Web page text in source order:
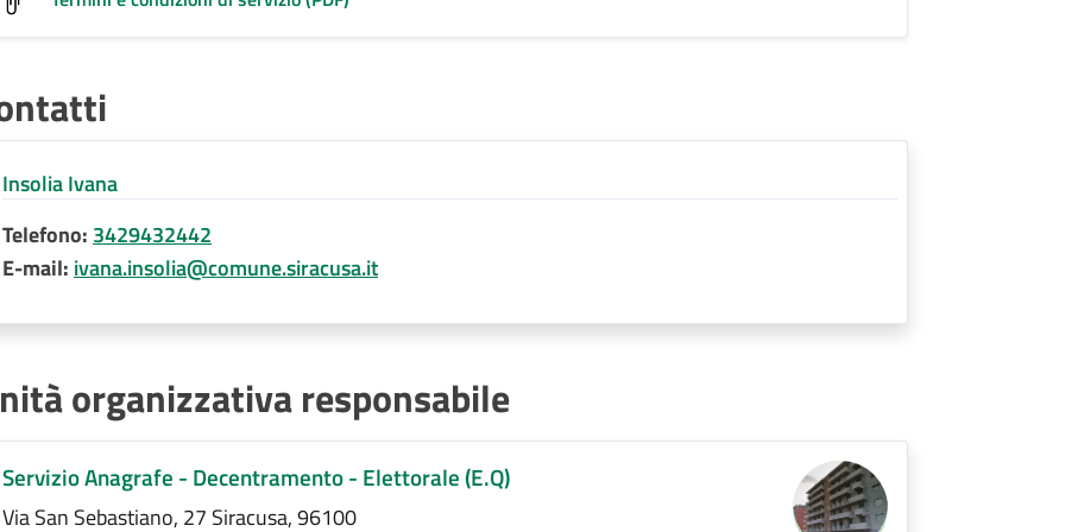
Insolia Ivana
Telefono: 3429432442
E-mail: ivana.insolia@comune.siracusa.it
organizzativa responsabile
Servizio Anagrafe - Decentramento - Elettorale (E.Q)
Via San Sebastiano, 27 Siracusa, 96100